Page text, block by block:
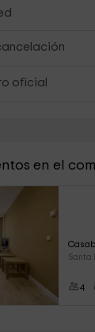
oficial
en el
Santa
4